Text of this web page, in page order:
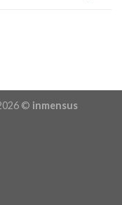
© inmensus